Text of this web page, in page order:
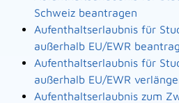
Schweiz beantragen
Aufenthaltserlaubnis für
außerhalb EU/EWR
Aufenthaltserlaubnis für
außerhalb EU/EWR
Aufenthaltserlaubnis zum